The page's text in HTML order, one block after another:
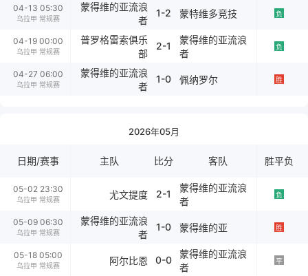
04-13 05:30
乌拉甲 常规赛
蒙得维的亚流浪
者
1-2 蒙特维多竞技 负
04-19 00:00
乌拉甲 常规赛
普罗格雷索俱乐
部
2-1
蒙得维的亚流浪
者
负
04-27 06:00
乌拉甲 常规赛
蒙得维的亚流浪
者
1-0 佩纳罗尔 胜
2026年05月
日期/赛事 主队 比分 客队 胜平负
05-02 23:30
乌拉甲 常规赛 尤文提度 2-1
蒙得维的亚流浪
者
负
05-09 06:30
乌拉甲 常规赛
蒙得维的亚流浪
者
1-0 蒙得维的亚 胜
05-18 05:00
乌拉甲 常规赛 阿尔比恩 0-0
蒙得维的亚流浪
者
平